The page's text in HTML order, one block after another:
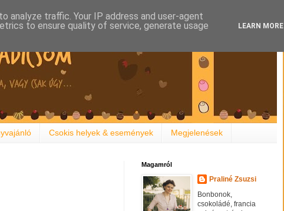
Csokis helyek & események Megjelenések
Magamról
Praliné Zsuzsi
Bonbonok,
csokoládé, francia
analyze traffic. Your IP address and user-agent
to ensure quality of service, generate usage
LEARN MORE